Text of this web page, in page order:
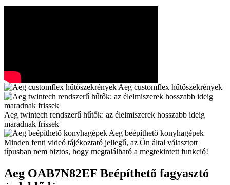
Aeg customflex hűtőszekrények
Aeg twintech rendszerű hűtők: az élelmiszerek hosszabb ideig
maradnak frissek
Aeg beépíthető konyhagépek
Minden fenti videó tájékoztató jellegű, az Ön által választott
típusban nem biztos, hogy megtalálható a megtekintett funkció!
Aeg OAB7N82EF Beépíthető fagyasztó